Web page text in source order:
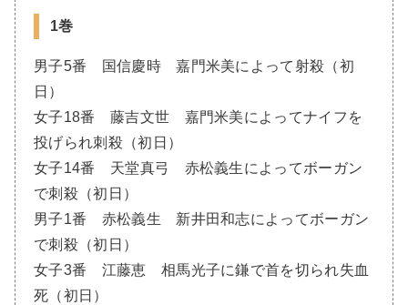
1巻
男子5番 国信慶時 嘉門米美によって射殺（初
日）
女子18番 藤吉文世 嘉門米美によってナイフを
投げられ刺殺（初日）
女子14番 天堂真弓 赤松義生によってボーガン
で刺殺（初日）
男子1番 赤松義生 新井田和志によってボーガン
で刺殺（初日）
女子3番 江藤恵 相馬光子に鎌で首を切られ失血
死（初日）